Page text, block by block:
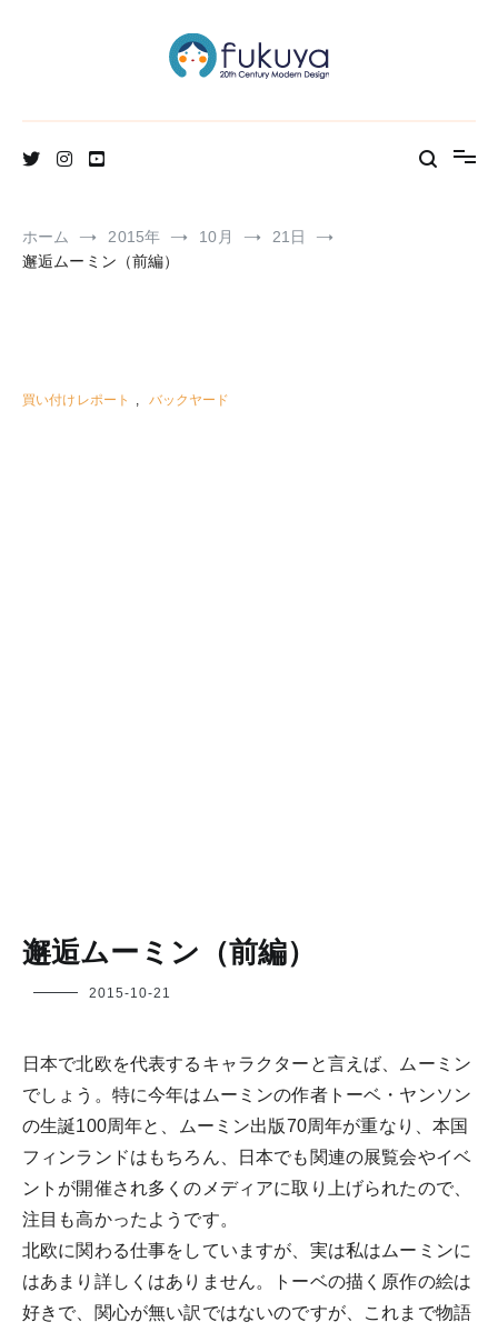
ホーム 2015年 10月
21日
邂逅ムーミン（前編）
買い付けレポート , バックヤード
邂逅ムーミン（前編）
フ
2015-10-21
日本で北欧を代表するキャラクターと言えば、ムーミン
でしょう。特に今年はムーミンの作者トーベ・ヤンソン
の生誕100周年と、ムーミン出版70周年が重なり、本国
フィンランドはもちろん、日本でも関連の展覧会やイベ
ントが開催され多くのメディアに取り上げられたので、
注目も高かったようです。
北欧に関わる仕事をしていますが、実は私はムーミンに
はあまり詳しくはありません。トーベの描く原作の絵は
好きで、関心が無い訳ではないのですが、これまで物語